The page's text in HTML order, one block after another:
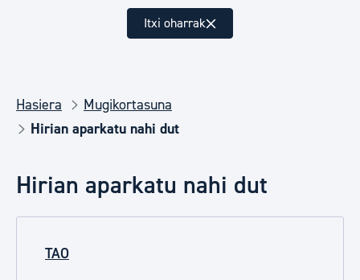
Itxi oharrak
Hasiera
Mugikortasuna
Hirian aparkatu nahi dut
Hirian aparkatu nahi dut
TAO